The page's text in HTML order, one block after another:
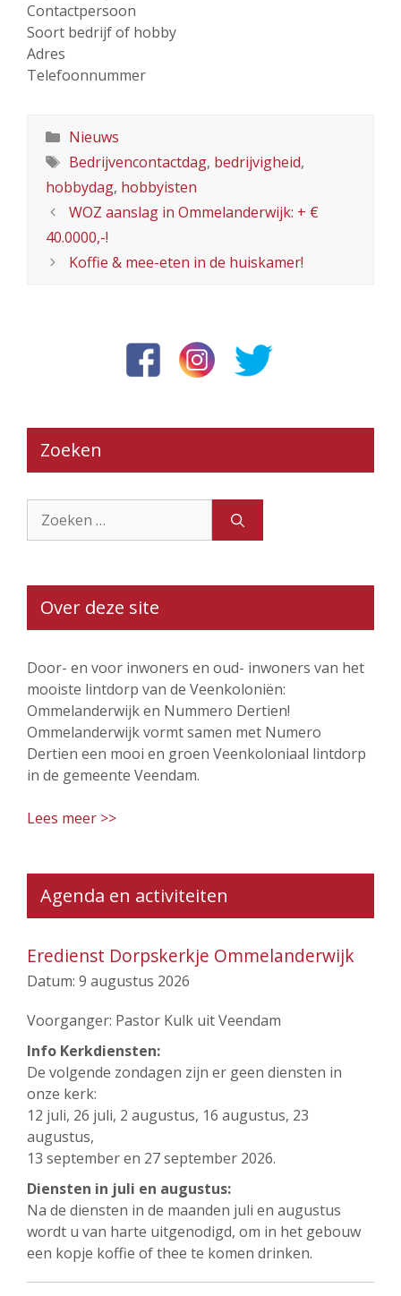
Contactpersoon
Soort bedrijf of hobby
Adres
Telefoonnummer
Categorieën
Nieuws
Tags
Bedrijvencontactdag, bedrijvigheid,
hobbydag, hobbyisten
WOZ aanslag in Ommelanderwijk: + €
40.0000,-!
Koffie & mee-eten in de huiskamer!
Zoeken
naar:
Over deze site
Door- en voor inwoners en oud- inwoners van het
mooiste lintdorp van de Veenkoloniën:
Ommelanderwijk en Nummero Dertien!
Ommelanderwijk vormt samen met Numero
Dertien een mooi en groen Veenkoloniaal lintdorp
in de gemeente Veendam.
Lees meer >>
Agenda en activiteiten
Eredienst Dorpskerkje Ommelanderwijk
Datum: 9 augustus 2026
Voorganger: Pastor Kulk uit Veendam
Info Kerkdiensten:
De volgende zondagen zijn er geen diensten in
onze kerk:
12 juli, 26 juli, 2 augustus, 16 augustus, 23
augustus,
13 september en 27 september 2026.
Diensten in juli en augustus:
Na de diensten in de maanden juli en augustus
wordt u van harte uitgenodigd, om in het gebouw
een kopje koffie of thee te komen drinken.